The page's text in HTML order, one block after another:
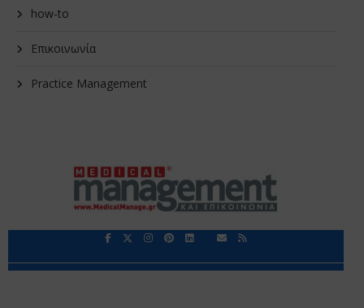
how-to
Επικοινωνία
Practice Management